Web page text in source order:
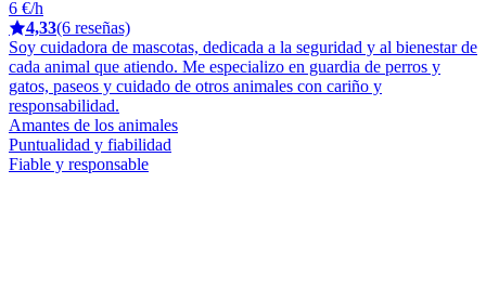
6 €/h
4,33(6 reseñas)
Soy cuidadora de mascotas, dedicada a la seguridad y al bienestar de
cada animal que atiendo. Me especializo en guardia de perros y
gatos, paseos y cuidado de otros animales con cariño y
responsabilidad.
Amantes de los animales
Puntualidad y fiabilidad
Fiable y responsable